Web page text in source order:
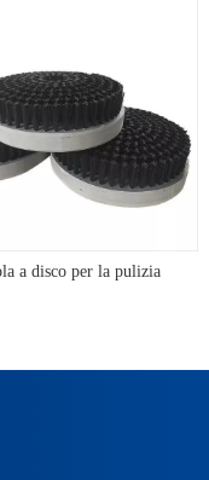
a disco per la pulizia